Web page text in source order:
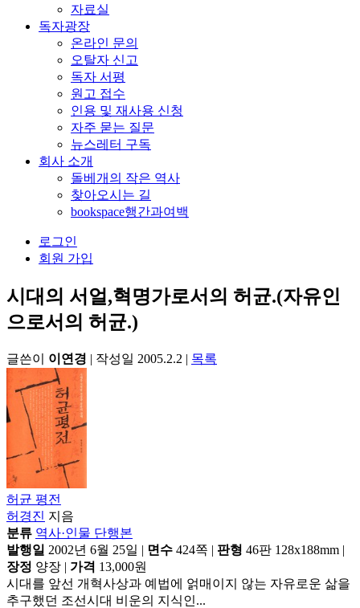
자료실
독자광장
온라인 문의
오탈자 신고
독자 서평
원고 접수
인용 및 재사용 신청
자주 묻는 질문
뉴스레터 구독
회사 소개
돌베개의 작은 역사
찾아오시는 길
bookspace행간과여백
로그인
회원 가입
시대의 서얼,혁명가로서의 허균.(자유인
으로서의 허균.)
글쓴이 이연경 | 작성일 2005.2.2 | 목록
허균 평전
허경진 지음
분류 역사·인물 단행본
발행일 2002년 6월 25일 | 면수 424쪽 | 판형 46판 128x188mm |
장정 양장 | 가격 13,000원
시대를 앞선 개혁사상과 예법에 얽매이지 않는 자유로운 삶을
추구했던 조선시대 비운의 지식인...